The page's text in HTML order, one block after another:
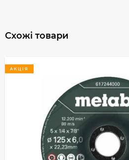
Схожі товари
АКЦІЯ